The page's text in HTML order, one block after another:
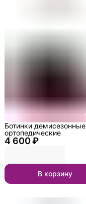
4 600 ₽
Ботинки демисезонные
ортопедические
В корзину